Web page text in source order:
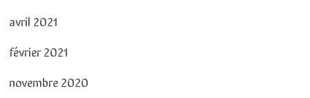
avril 2021
février 2021
novembre 2020